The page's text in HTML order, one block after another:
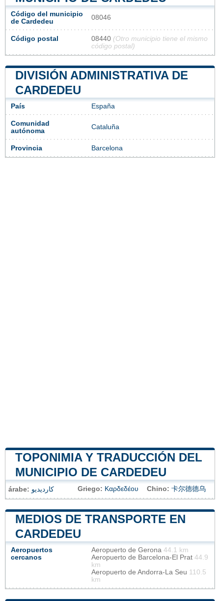
Código del municipio
de Cardedeu
08046
Código postal 08440 (Otro municipio tiene el mismo
código postal)
DIVISIÓN ADMINISTRATIVA DE
CARDEDEU
País España
Comunidad
autónoma
Cataluña
Provincia Barcelona
TOPONIMIA Y TRADUCCIÓN DEL
MUNICIPIO DE CARDEDEU
árabe: كارديديو Griego: Καρδεδέου Chino: 卡尔德德乌
MEDIOS DE TRANSPORTE EN
CARDEDEU
Aeropuertos
cercanos
Aeropuerto de Gerona 44.1 km
Aeropuerto de Barcelona-El Prat 44.9
km
Aeropuerto de Andorra-La Seu 110.5
km